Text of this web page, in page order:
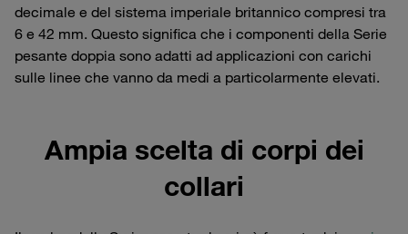
decimale e del sistema imperiale britannico compresi tra
6 e 42 mm. Questo significa che i componenti della Serie
pesante doppia sono adatti ad applicazioni con carichi
sulle linee che vanno da medi a particolarmente elevati.
Ampia scelta di corpi dei
collari